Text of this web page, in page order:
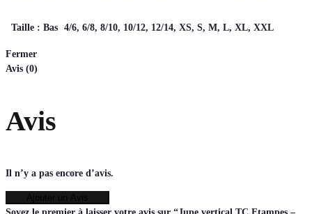
Taille : Bas 4/6, 6/8, 8/10, 10/12, 12/14, XS, S, M, L, XL, XXL
Fermer
Avis (0)
Avis
Il n’y a pas encore d’avis.